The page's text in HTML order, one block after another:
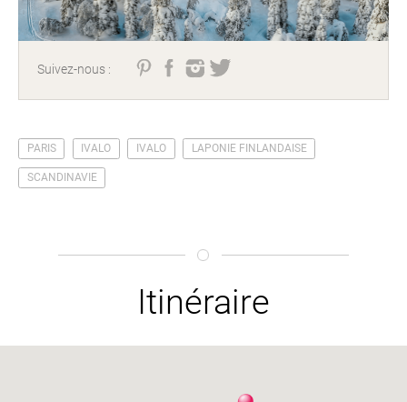
Suivez-nous :
PARIS IVALO IVALO LAPONIE FINLANDAISE
SCANDINAVIE
Itinéraire